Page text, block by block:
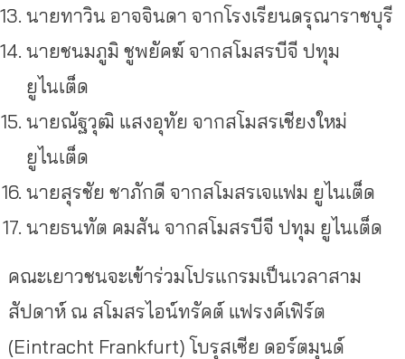
นายทาวิน อาจจินดา จากโรงเรียนดรุณาราชบุรี
นายชนมภูมิ ชูพยัคฆ์ จากสโมสรบีจี ปทุม
ยูไนเต็ด
นายณัฐวุฒิ แสงอุทัย จากสโมสรเชียงใหม่
ยูไนเต็ด
นายสุรชัย ชาภักดี จากสโมสรเจแฟม ยูไนเต็ด
นายธนทัต คมสัน จากสโมสรบีจี ปทุม ยูไนเต็ด
คณะเยาวชนจะเข้าร่วมโปรแกรมเป็นเวลาสาม
สัปดาห์ ณ สโมสรไอน์ทรัคต์ แฟรงค์เฟิร์ต
(Eintracht Frankfurt) โบรุสเซีย ดอร์ตมุนด์